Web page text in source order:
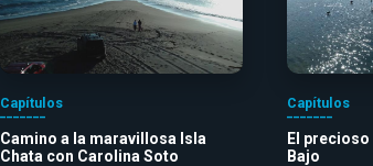
Capítulos
Camino a la maravillosa Isla
Chata con Carolina Soto
Capítulos
El
Bajo